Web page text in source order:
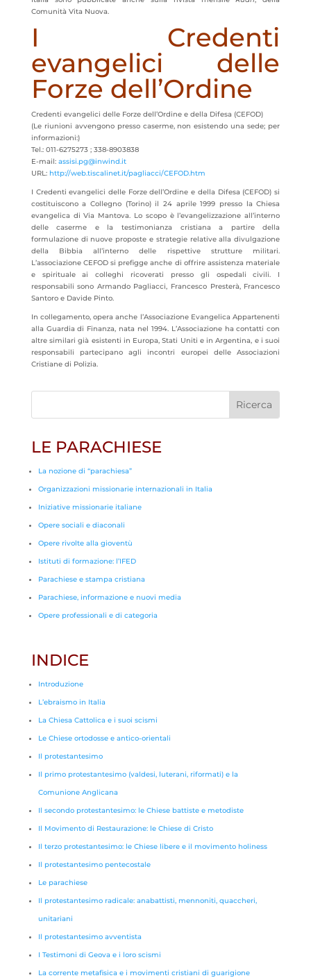
Comunità Vita Nuova.
I Credenti
evangelici delle
Forze dell’Ordine
Credenti evangelici delle Forze dell’Ordine e della Difesa (CEFOD)
(Le riunioni avvengono presso caserme, non esistendo una sede; per
informazioni:)
Tel.: 011-6275273 ; 338-8903838
E-mail: assisi.pg@inwind.it
URL:http://web.tiscalinet.it/pagliacci/CEFOD.htm
I Credenti evangelici delle Forze dell’Ordine e della Difesa (CEFOD) si
costituiscono a Collegno (Torino) il 24 aprile 1999 presso la Chiesa
evangelica di Via Mantova. Lo scopo è l’evangelizzazione all’interno
delle caserme e la testimonianza cristiana a partire della
formulazione di nuove proposte e strategie relative alla divulgazione
della Bibbia all’interno delle rispettive strutture militari.
L’associazione CEFOD si prefigge anche di offrire assistenza materiale
e spirituale ai colleghi ricoverati presso gli ospedali civili. I
responsabili sono Armando Pagliacci, Francesco Presterà, Francesco
Santoro e Davide Pinto.
In collegamento, opera anche l’Associazione Evangelica Appartenenti
alla Guardia di Finanza, nata nel 1994. L’Associazione ha contatti con
altre similari già esistenti in Europa, Stati Uniti e in Argentina, e i suoi
responsabili partecipano agli incontri europei delle Associazioni
Cristiane di Polizia.
LE PARACHIESE
La nozione di “parachiesa”
Organizzazioni missionarie internazionali in Italia
Iniziative missionarie italiane
Opere sociali e diaconali
Opere rivolte alla gioventù
Istituti di formazione: l’IFED
Parachiese e stampa cristiana
Parachiese, informazione e nuovi media
Opere professionali e di categoria
INDICE
Introduzione
L’ebraismo in Italia
La Chiesa Cattolica e i suoi scismi
Le Chiese ortodosse e antico-orientali
Il protestantesimo
Il primo protestantesimo (valdesi, luterani, riformati) e la
Comunione Anglicana
Il secondo protestantesimo: le Chiese battiste e metodiste
Il Movimento di Restaurazione: le Chiese di Cristo
Il terzo protestantesimo: le Chiese libere e il movimento holiness
Il protestantesimo pentecostale
Le parachiese
Il protestantesimo radicale: anabattisti, mennoniti, quaccheri,
unitariani
Il protestantesimo avventista
I Testimoni di Geova e i loro scismi
La corrente metafisica e i movimenti cristiani di guarigione